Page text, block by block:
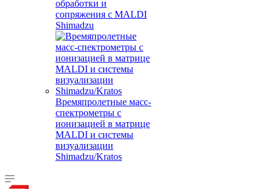
обработки и
сопряжения с MALDI
Shimadzu
Времяпролетные масс-
спектрометры с
ионизацией в матрице
MALDI и системы
визуализации
Shimadzu/Kratos